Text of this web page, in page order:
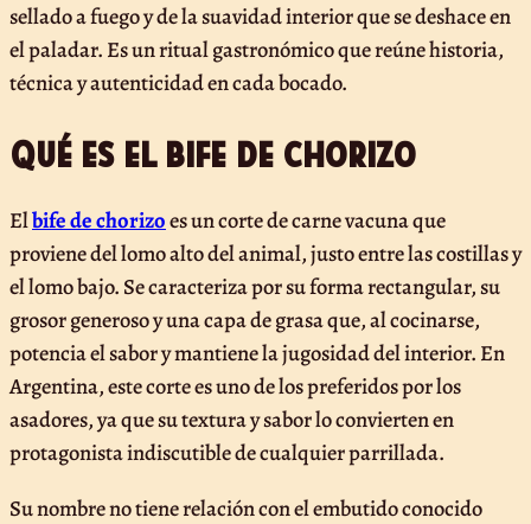
sellado a fuego y de la suavidad interior que se deshace en
el paladar. Es un ritual gastronómico que reúne historia,
técnica y autenticidad en cada bocado.
Qué es el bife de chorizo
Elbife de chorizoes un corte de carne vacuna que
proviene del lomo alto del animal, justo entre las costillas y
el lomo bajo. Se caracteriza por su forma rectangular, su
grosor generoso y una capa de grasa que, al cocinarse,
potencia el sabor y mantiene la jugosidad del interior. En
Argentina, este corte es uno de los preferidos por los
asadores, ya que su textura y sabor lo convierten en
protagonista indiscutible de cualquier parrillada.
Su nombre no tiene relación con el embutido conocido